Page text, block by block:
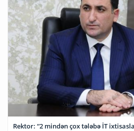
Rektor: “2 mindən çox tələbə İT